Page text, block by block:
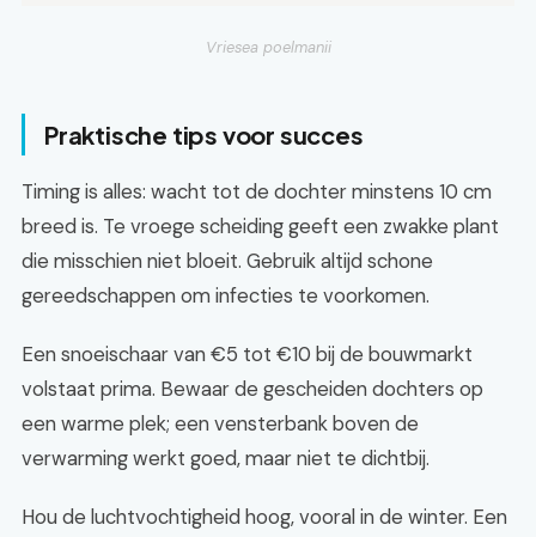
Vriesea poelmanii
Praktische tips voor succes
Timing is alles: wacht tot de dochter minstens 10 cm
breed is. Te vroege scheiding geeft een zwakke plant
die misschien niet bloeit. Gebruik altijd schone
gereedschappen om infecties te voorkomen.
Een snoeischaar van €5 tot €10 bij de bouwmarkt
volstaat prima. Bewaar de gescheiden dochters op
een warme plek; een vensterbank boven de
verwarming werkt goed, maar niet te dichtbij.
Hou de luchtvochtigheid hoog, vooral in de winter. Een